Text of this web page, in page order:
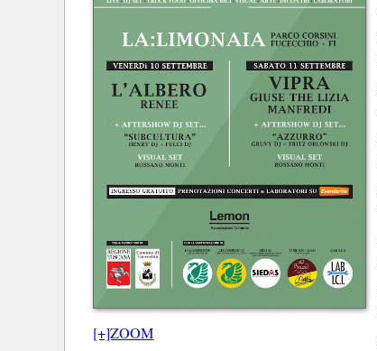
[+]ZOOM